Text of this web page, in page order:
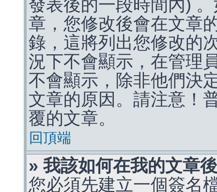
發表後的一段時間內)
章，您修改後會在文章
錄，這將列出您修改的
況下不會顯示，在管理
不會顯示，除非他們決
文章的原因。請注意！
覆的文章。
回頂端
» 我該如何在我的文章
您必須先建立一個簽名